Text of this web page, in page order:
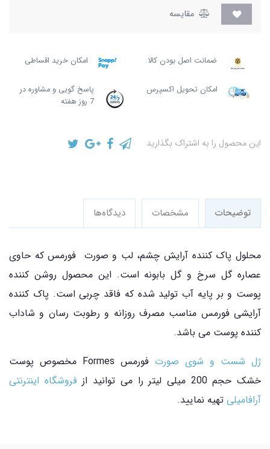
مقایسه
ضمانت اصل بودن کالا امکان خرید اقساطی
امکان تحویل اکسپرس
پاسخ گویی و مشاوره در
7 روز هفته
این محصول را به اشتراک بگذارید
توضیحات مشخصات دیدگاه‌ها
محلول پاک کننده آرایش چشم، لب و صورت فورمس که حاوی
عصاره گل سرخ و گل بابونه است. این محصول روشن کننده
پوست و بر پایه آب تولید شده که فاقد چربی است. پاک کننده
آرایشی فورمس مناسب مصرف روزانه و رطوبت رسان و شاداب
کننده پوست می باشد.
ژل شست و شوی صورت
فورمس Formes مخصوص پوست
خشک حجم 200 میلی لیتر را می توانید از
فروشگاه اینترنتی
آرافامیلی تهیه نمایید.